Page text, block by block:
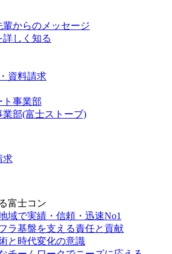
輩からのメッセージ
しく知る
ト事業部
業部(富士ストーブ)
求
富士コン
域で実績・信頼・迅速No1
ラ基盤を支える責任と貢献
と時代変化の意識